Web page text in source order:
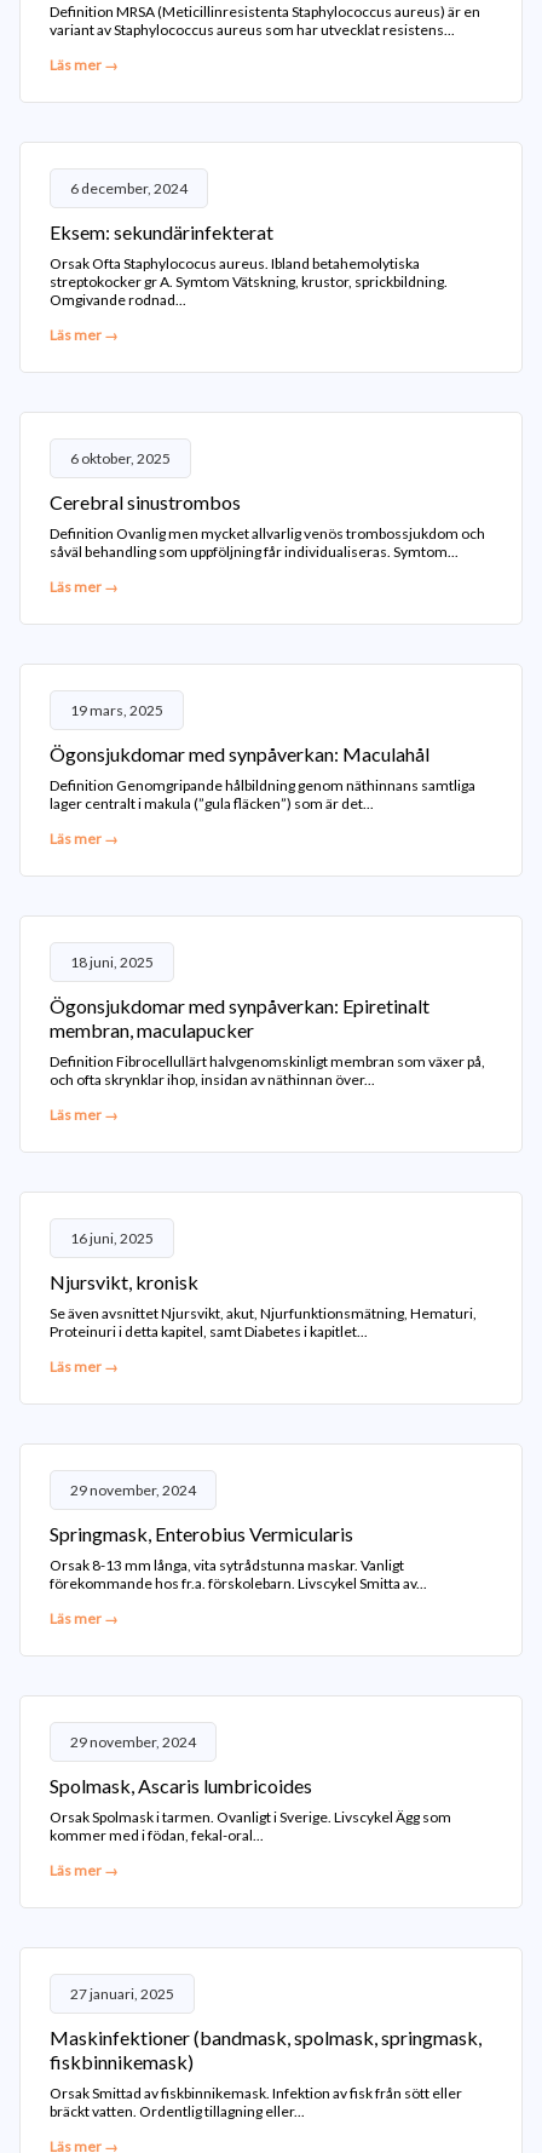
Definition MRSA (Meticillinresistenta Staphylococcus aureus) är en
variant av Staphylococcus aureus som har utvecklat resistens...
Läs mer →
6 december, 2024
Eksem: sekundärinfekterat
Orsak Ofta Staphylococus aureus. Ibland betahemolytiska
streptokocker gr A. Symtom Vätskning, krustor, sprickbildning.
Omgivande rodnad...
Läs mer →
6 oktober, 2025
Cerebral sinustrombos
Definition Ovanlig men mycket allvarlig venös trombossjukdom och
såväl behandling som uppföljning får individualiseras. Symtom...
Läs mer →
19 mars, 2025
Ögonsjukdomar med synpåverkan: Maculahål
Definition Genomgripande hålbildning genom näthinnans samtliga
lager centralt i makula (”gula fläcken”) som är det...
Läs mer →
18 juni, 2025
Ögonsjukdomar med synpåverkan: Epiretinalt
membran, maculapucker
Definition Fibrocellullärt halvgenomskinligt membran som växer på,
och ofta skrynklar ihop, insidan av näthinnan över...
Läs mer →
16 juni, 2025
Njursvikt, kronisk
Se även avsnittet Njursvikt, akut, Njurfunktionsmätning, Hematuri,
Proteinuri i detta kapitel, samt Diabetes i kapitlet...
Läs mer →
29 november, 2024
Springmask, Enterobius Vermicularis
Orsak 8-13 mm långa, vita sytrådstunna maskar. Vanligt
förekommande hos fr.a. förskolebarn. Livscykel Smitta av...
Läs mer →
29 november, 2024
Spolmask, Ascaris lumbricoides
Orsak Spolmask i tarmen. Ovanligt i Sverige. Livscykel Ägg som
kommer med i födan, fekal-oral...
Läs mer →
27 januari, 2025
Maskinfektioner (bandmask, spolmask, springmask,
fiskbinnikemask)
Orsak Smittad av fiskbinnikemask. Infektion av fisk från sött eller
bräckt vatten. Ordentlig tillagning eller...
Läs mer →